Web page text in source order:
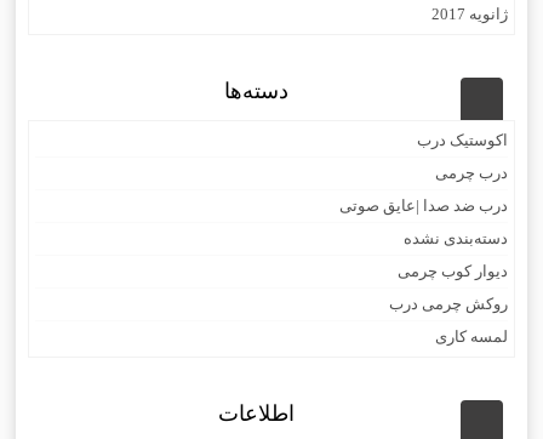
ژانویه 2017
دسته‌ها
اکوستیک درب
درب چرمی
درب ضد صدا |عایق صوتی
دسته‌بندی نشده
دیوار کوب چرمی
روکش چرمی درب
لمسه کاری
اطلاعات